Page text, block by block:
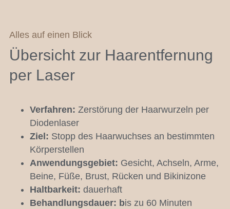
Alles auf einen Blick
Übersicht zur Haarentfernung
per Laser
Verfahren: Zerstörung der Haarwurzeln per
Diodenlaser
Ziel: Stopp des Haarwuchses an bestimmten
Körperstellen
Anwendungsgebiet: Gesicht, Achseln, Arme,
Beine, Füße, Brust, Rücken und Bikinizone
Haltbarkeit: dauerhaft
Behandlungsdauer: bis zu 60 Minuten